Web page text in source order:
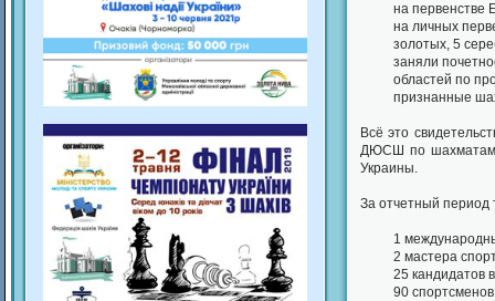
на первенстве
на личных
золотых, 5
заняли
областей по
признанные
Всё это
ДЮСШ по шахматам,
Украины.
За отчетный период
1
2 мастера
25 кандидатов
90